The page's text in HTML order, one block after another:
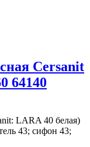
Cersanit
64140
LARA 40 белая)
43; сифон 43;